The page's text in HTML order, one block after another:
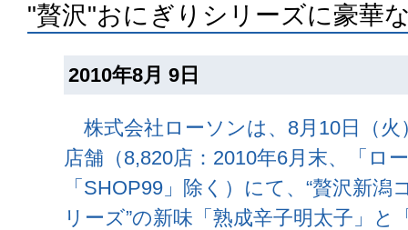
"贅沢"おにぎりシリーズに豪華
2010年8月 9日
株式会社ローソンは、8月10日（
店舗（8,820店：2010年6月末、「ロ
「SHOP99」除く）にて、“贅沢新
リーズ”の新味「熟成辛子明太子」と